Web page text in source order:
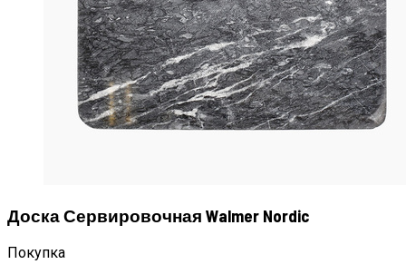
Доска Сервировочная Walmer Nordic
Покупка